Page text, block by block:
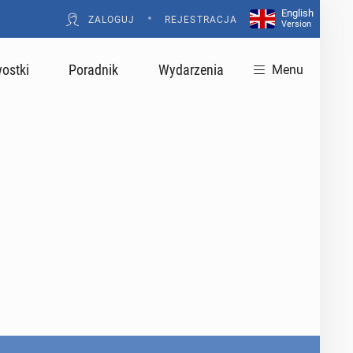
ZALOGUJ • REJESTRACJA
English
Version
Poradnik Wydarzenia Menu